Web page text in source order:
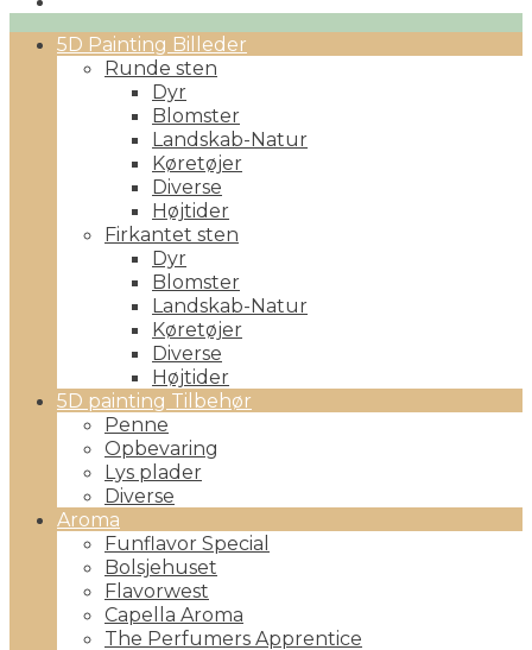
Primary5D Painting Billeder
Runde sten
Dyr
Blomster
Landskab-Natur
Køretøjer
Diverse
Højtider
Firkantet sten
Dyr
Blomster
Landskab-Natur
Køretøjer
Diverse
Højtider
5D painting Tilbehør
Penne
Opbevaring
Lys plader
Diverse
Aroma
Funflavor Special
Bolsjehuset
Flavorwest
Capella Aroma
The Perfumers Apprentice